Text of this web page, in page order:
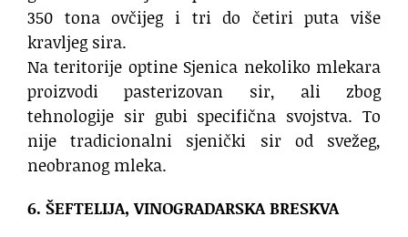
350 tona ovčijeg i tri do četiri puta više
kravljeg sira.
Na teritorije optine Sjenica nekoliko mlekara
proizvodi pasterizovan sir, ali zbog
tehnologije sir gubi specifična svojstva. To
nije tradicionalni sjenički sir od svežeg,
neobranog mleka.
6. ŠEFTELIJA, VINOGRADARSKA BRESKVA